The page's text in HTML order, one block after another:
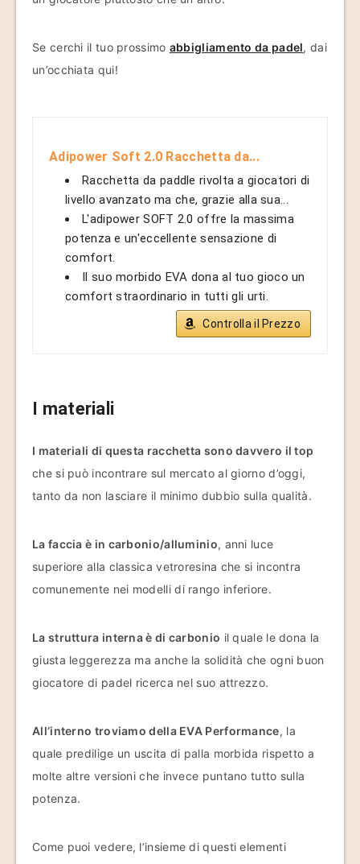
Se cerchi il tuo prossimo abbigliamento da padel, dai
un’occhiata qui!
Adipower Soft 2.0 Racchetta da...
Racchetta da paddle rivolta a giocatori di
livello avanzato ma che, grazie alla sua...
L'adipower SOFT 2.0 offre la massima
potenza e un'eccellente sensazione di
comfort.
Il suo morbido EVA dona al tuo gioco un
comfort straordinario in tutti gli urti.
Controlla il Prezzo
I materiali
I materiali di questa racchetta sono davvero il top
che si può incontrare sul mercato al giorno d’oggi,
tanto da non lasciare il minimo dubbio sulla qualità.
La faccia è in carbonio/alluminio, anni luce
superiore alla classica vetroresina che si incontra
comunemente nei modelli di rango inferiore.
La struttura interna è di carbonio il quale le dona la
giusta leggerezza ma anche la solidità che ogni buon
giocatore di padel ricerca nel suo attrezzo.
All’interno troviamo della EVA Performance, la
quale predilige un uscita di palla morbida rispetto a
molte altre versioni che invece puntano tutto sulla
potenza.
Come puoi vedere, l’insieme di questi elementi